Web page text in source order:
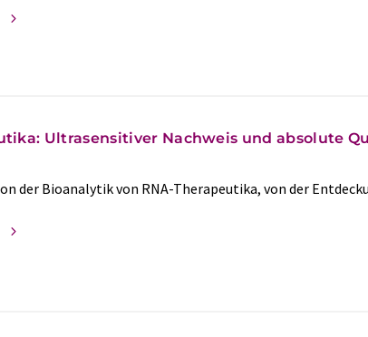
Ultrasensitiver Nachweis und absolute
der Bioanalytik von RNA-Therapeutika, von der